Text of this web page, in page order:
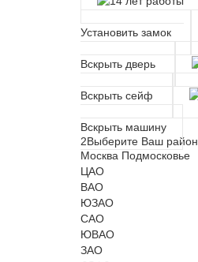
Установить замок
Вскрыть дверь
Вскрыть сейф
Вскрыть машину
2Выберите Ваш район
Москва Подмосковье
ЦАО
ВАО
ЮЗАО
САО
ЮВАО
ЗАО